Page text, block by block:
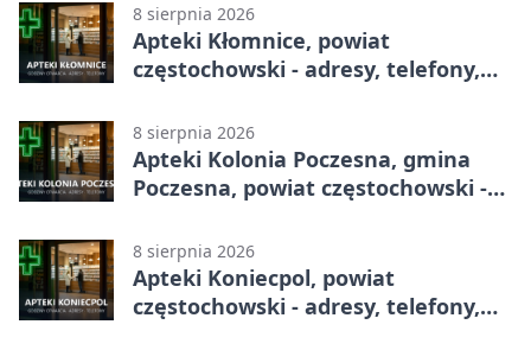
8 sierpnia 2026
Apteki Kłomnice, powiat
częstochowski - adresy, telefony,
8 sierpnia 2026
Apteki Kolonia Poczesna, gmina
Poczesna, powiat częstochowski -
8 sierpnia 2026
Apteki Koniecpol, powiat
częstochowski - adresy, telefony,